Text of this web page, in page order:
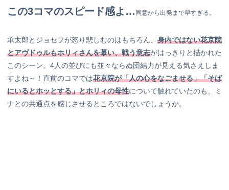
この3コマのスピード感よ… 同意から出発まで早すぎる。
承太郎とジョセフが怒り悲しむのはもちろん、 身内ではない花京院
とアヴドゥルもホリィさんを慕い、戦う意志がはっきりと描かれた
このシーン。4人の並びにも並々ならぬ団結力が見える気さえしま
すよね～！直前のコマでは花京院が「人の心をなごませる」「そば
にいるとホッとする」とホリィの母性について触れていたのも、ミ
ナとの共通点を感じさせるところではないでしょうか。